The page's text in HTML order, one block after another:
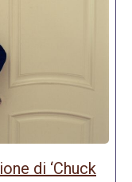
di ‘Chuck